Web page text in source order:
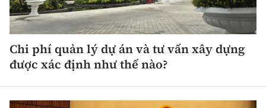
Chi phí quản lý dự án và tư vấn xây dựng
được xác định như thế nào?